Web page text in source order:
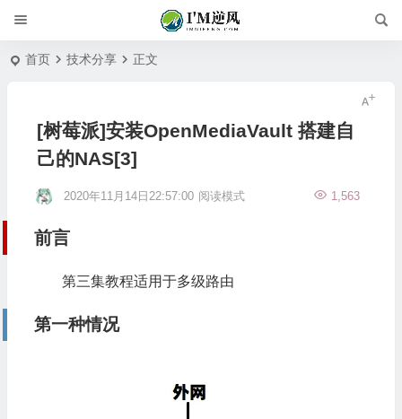
首页 技术分享 正文
[树莓派]安装OpenMediaVault 搭建自
己的NAS[3]
2020年11月14日22:57:00 1,563
阅读模式
前言
第三集教程适用于多级路由
第一种情况